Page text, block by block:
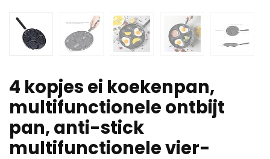
4 kopjes ei koekenpan,
multifunctionele ontbijt
pan, anti-stick
multifunctionele vier-